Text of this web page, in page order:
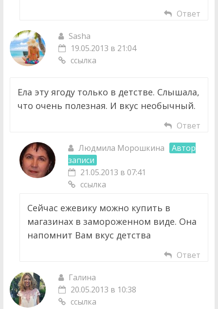
Ответ
Sasha
19.05.2013 в 21:04
ссылка
Ела эту ягоду только в детстве. Слышала,
что очень полезная. И вкус необычный.
Ответ
Людмила Морошкина
Автор
записи
21.05.2013 в 07:41
ссылка
Сейчас ежевику можно купить в
магазинах в замороженном виде. Она
напомнит Вам вкус детства
Ответ
Галина
20.05.2013 в 10:38
ссылка